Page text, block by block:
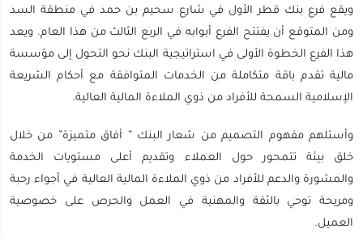
ويقع فرع بنك قطر الأول في شارع سحيم بن حمد في منطقة السد
ومن المتوقع أن يفتتح الفرع أبوابه في الربع الثالث من هذا العام. ويعد
هذا الفرع الخطوة الأولى في استراتيجية البنك نحو التحول إلى مؤسسة
مالية تقدم باقة متكاملة من الخدمات المتوافقة مع أحكام الشريعة
الإسلامية السمحة للأفراد من ذوي الملاءة المالية العالية.
وأستلهم مفهوم التصميم من شعار البنك ” أفاق متميزة” من خلال
خلق بيئة تتمحور حول العملاء وتقديم أعلى مستويات الخدمة
والمشورة والدعم للأفراد من ذوي الملاءة المالية العالية في أجواء رحبة
ومريحة توحي بالثقة والمهنية في العمل والحرص على خصوصية
العميل.